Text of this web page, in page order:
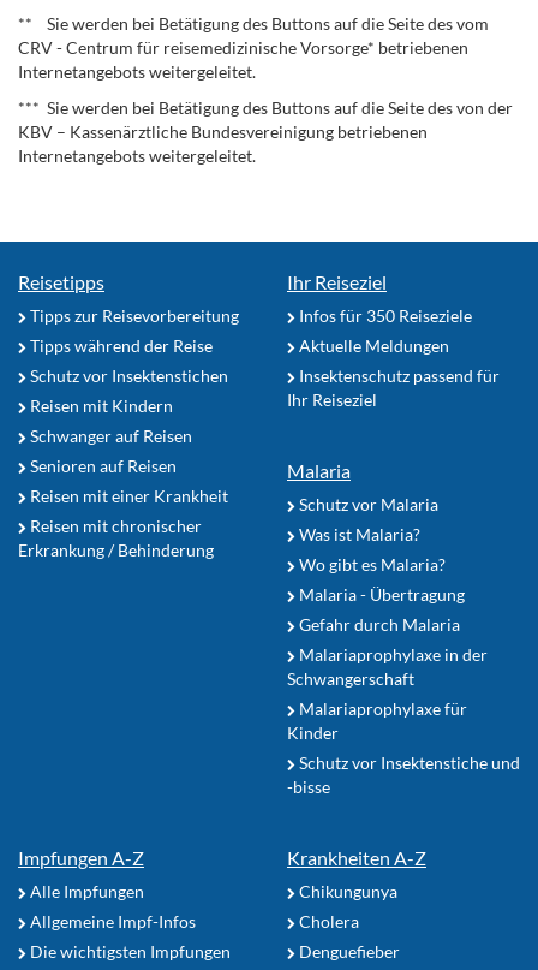
** Sie werden bei Betätigung des Buttons auf die Seite des vom
CRV - Centrum für reisemedizinische Vorsorge* betriebenen
Internetangebots weitergeleitet.
*** Sie werden bei Betätigung des Buttons auf die Seite des von der
KBV – Kassenärztliche Bundesvereinigung betriebenen
Internetangebots weitergeleitet.
Reisetipps
Tipps zur Reisevorbereitung
Tipps während der Reise
Schutz vor Insektenstichen
Reisen mit Kindern
Schwanger auf Reisen
Senioren auf Reisen
Reisen mit einer Krankheit
Reisen mit chronischer
Erkrankung / Behinderung
Ihr Reiseziel
Infos für 350 Reiseziele
Aktuelle Meldungen
Insektenschutz passend für
Ihr Reiseziel
Malaria
Schutz vor Malaria
Was ist Malaria?
Wo gibt es Malaria?
Malaria - Übertragung
Gefahr durch Malaria
Malariaprophylaxe in der
Schwangerschaft
Malariaprophylaxe für
Kinder
Schutz vor Insektenstiche und
-bisse
Impfungen A-Z
Alle Impfungen
Allgemeine Impf-Infos
Die wichtigsten Impfungen
Krankheiten A-Z
Chikungunya
Cholera
Denguefieber